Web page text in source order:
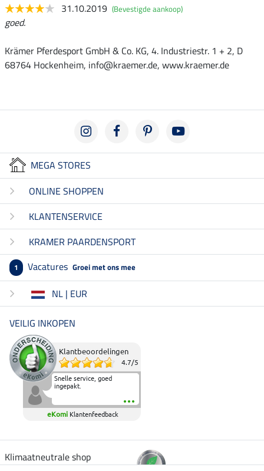
31.10.2019 (Bevestigde aankoop)
goed.
Krämer Pferdesport GmbH & Co. KG, 4. Industriestr. 1 + 2, D
68764 Hockenheim, info@kraemer.de, www.kraemer.de
MEGA STORES
ONLINE SHOPPEN
KLANTENSERVICE
KRAMER PAARDENSPORT
1 Vacatures Groei met ons mee
NL | EUR
VEILIG INKOPEN
Klantbeoordelingen
4.7/5
Snelle service, goed
ingepakt.
eKomi Klantenfeedback
Klimaatneutrale shop